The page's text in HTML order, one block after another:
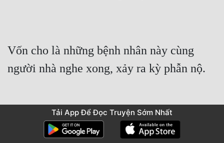
Vốn cho là những bệnh nhân này cùng
người nhà nghe xong, xảy ra kỳ phẫn nộ.
Nói không chừng sẽ ở hiện trường liền
Tải App Để Đọc Truyện Sớm Nhất